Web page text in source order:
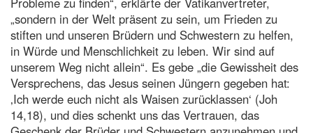
„sondern in der Welt präsent zu sein, um Frieden zu
stiften und unseren Brüdern und Schwestern zu helfen,
in Würde und Menschlichkeit zu leben. Wir sind auf
unserem Weg nicht allein“. Es gebe „die Gewissheit des
Versprechens, das Jesus seinen Jüngern gegeben hat:
‚Ich werde euch nicht als Waisen zurücklassen‘ (Joh
14,18), und dies schenkt uns das Vertrauen, das